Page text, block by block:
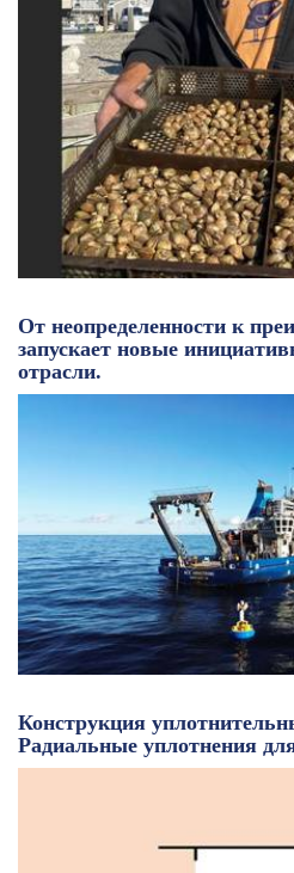
От неопределенности к
запускает новые
отрасли.
Конструкция
Радиальные уплотнения